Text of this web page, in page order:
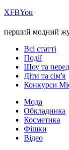
ХFBYou
перший модний
Всі статті
Події
Шоу та
Діти та сім'я
Конкурси
Мода
Обкладинка
Косметика
Фішки
Відео